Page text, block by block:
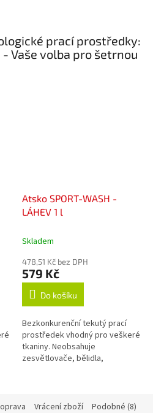
prací prostředky:
- Vaše volba pro šetrnou
Atsko SPORT-WASH -
LÁHEV 1 l
Skladem
478,51 Kč bez DPH
579 Kč
Do košíku
Bezkonkurenční tekutý prací
prostředek vhodný pro veškeré
tkaniny. Neobsahuje
zesvětlovače, bělidla,
Vrácení zboží Podobné (8)